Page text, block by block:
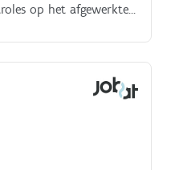
op het afgewerkte